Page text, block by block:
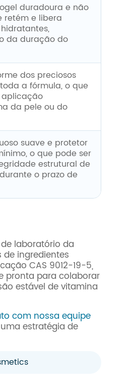
duradoura e não
retém e libera
da duração do
dos preciosos
a fórmula, o que
da pele ou do
suave e protetor
o que pode ser
estrutural de
o prazo de
laboratório da
ingredientes
CAS 9012-19-5,
pronta para colaborar
estável de vitamina
com nossa equipe
estratégia de